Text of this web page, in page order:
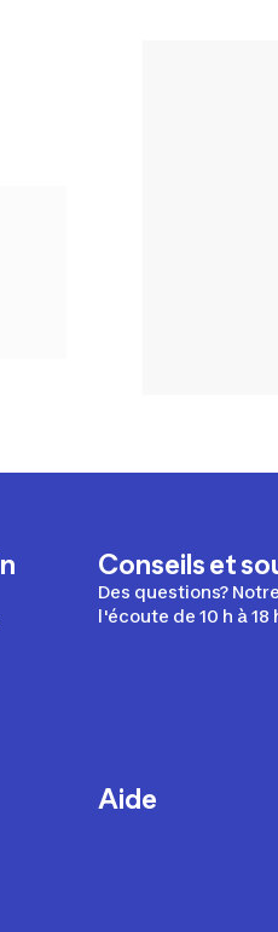
Conseils et
Des questions?
l'écoute de 10 h à 18
Aide